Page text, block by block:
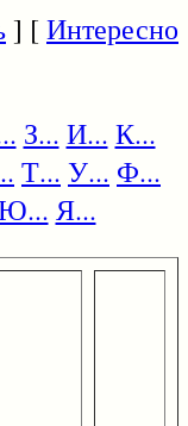
] [Интересно
З... И... К...
Т... У... Ф...
Я...